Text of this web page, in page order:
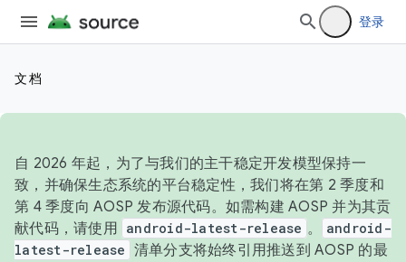
登录
文档
自 2026 年起，为了与我们的主干稳定开发模型保持一
致，并确保生态系统的平台稳定性，我们将在第 2 季度和
第 4 季度向 AOSP 发布源代码。如需构建 AOSP 并为其贡
献代码，请使用 android-latest-release 。
android-
latest-release 清单分支将始终引用推送到 AOSP 的最